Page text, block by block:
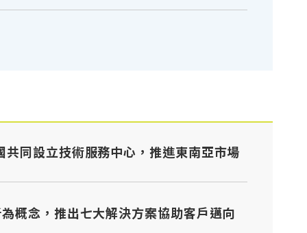
同設立技術服務中心，推進東南亞市場
概念，推出七大解決方案協助客戶邁向